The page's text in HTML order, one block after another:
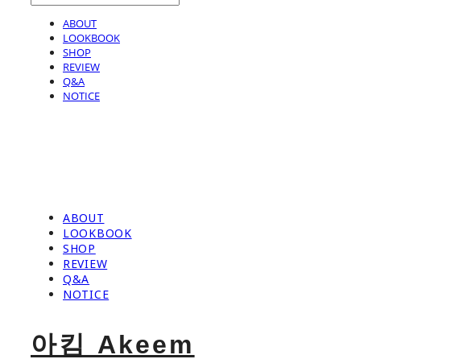
ABOUT
LOOKBOOK
SHOP
REVIEW
Q&A
NOTICE
ABOUT
LOOKBOOK
SHOP
REVIEW
Q&A
NOTICE
아킴 Akeem